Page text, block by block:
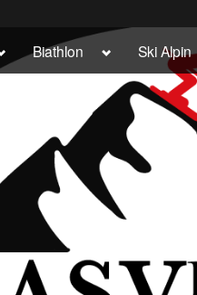
Biathlon Toggle
menu
Ski Alpin